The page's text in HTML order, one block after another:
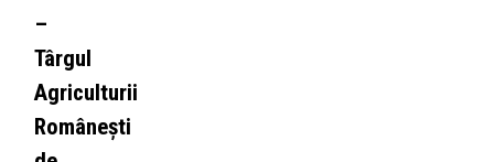
–
Târgul
Agriculturii
Românești